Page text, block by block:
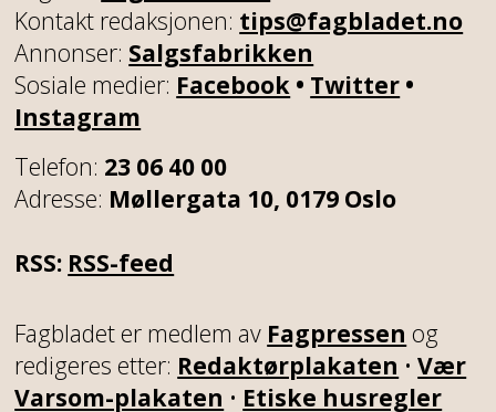
Kontakt redaksjonen: tips@fagbladet.no
Annonser: Salgsfabrikken
Sosiale medier: Facebook • Twitter •
Instagram
Telefon: 23 06 40 00
Adresse: Møllergata 10, 0179 Oslo
RSS: RSS-feed
Fagbladet er medlem av Fagpressen og
redigeres etter: Redaktørplakaten • Vær
Varsom-plakaten • Etiske husregler